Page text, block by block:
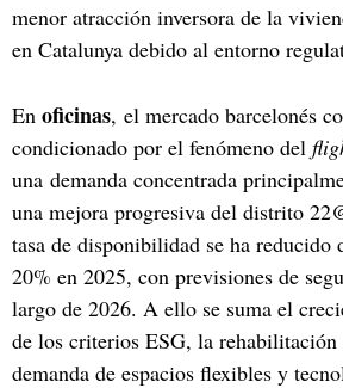
menor atracción inversora de la
en Catalunya debido al entorno
En oficinas, el mercado barcelonés
condicionado por el fenómeno del
una demanda concentrada
una mejora progresiva del distrito
tasa de disponibilidad se ha reducido
20% en 2025, con previsiones de
largo de 2026. A ello se suma el
de los criterios ESG, la
demanda de espacios flexibles y